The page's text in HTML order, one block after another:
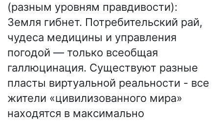
(разным уровням правдивости):
Земля гибнет. Потребительский рай,
чудеса медицины и управления
погодой — только всеобщая
галлюцинация. Существуют разные
пласты виртуальной реальности - все
жители «цивилизованного мира»
находятся в максимально